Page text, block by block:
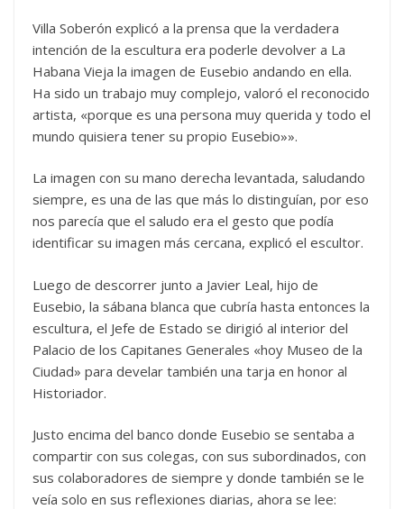
Villa Soberón explicó a la prensa que la verdadera
intención de la escultura era poderle devolver a La
Habana Vieja la imagen de Eusebio andando en ella.
Ha sido un trabajo muy complejo, valoró el reconocido
artista, «porque es una persona muy querida y todo el
mundo quisiera tener su propio Eusebio»».
La imagen con su mano derecha levantada, saludando
siempre, es una de las que más lo distinguían, por eso
nos parecía que el saludo era el gesto que podía
identificar su imagen más cercana, explicó el escultor.
Luego de descorrer junto a Javier Leal, hijo de
Eusebio, la sábana blanca que cubría hasta entonces la
escultura, el Jefe de Estado se dirigió al interior del
Palacio de los Capitanes Generales «hoy Museo de la
Ciudad» para develar también una tarja en honor al
Historiador.
Justo encima del banco donde Eusebio se sentaba a
compartir con sus colegas, con sus subordinados, con
sus colaboradores de siempre y donde también se le
veía solo en sus reflexiones diarias, ahora se lee: